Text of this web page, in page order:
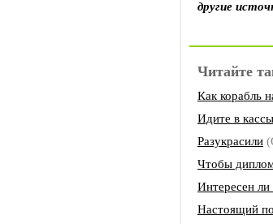
другие
Читайте
Как корабль
Идите в кассы
Разукрасили
Чтобы
Интересен ли
Настоящий